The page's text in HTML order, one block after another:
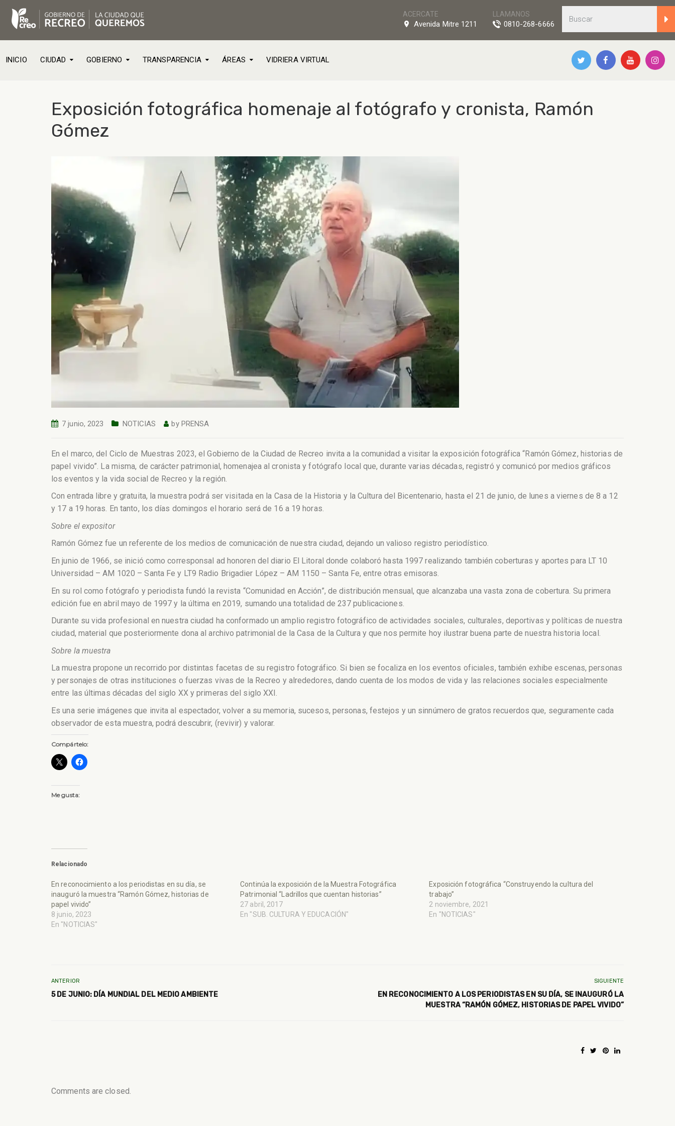
LLAMANOS
0810-268-6666
ACERCATE
Avenida Mitre 1211
INICIO CIUDAD GOBIERNO TRANSPARENCIA ÁREAS VIDRIERA VIRTUAL
Exposición fotográfica homenaje al fotógrafo y cronista, Ramón
Gómez
7 junio, 2023 NOTICIAS by PRENSA
En el marco, del Ciclo de Muestras 2023, el Gobierno de la Ciudad de Recreo invita a la comunidad a visitar la exposición fotográfica “Ramón Gómez, historias de
papel vivido”. La misma, de carácter patrimonial, homenajea al cronista y fotógrafo local que, durante varias décadas, registró y comunicó por medios gráficos
los eventos y la vida social de Recreo y la región.
Con entrada libre y gratuita, la muestra podrá ser visitada en la Casa de la Historia y la Cultura del Bicentenario, hasta el 21 de junio, de lunes a viernes de 8 a 12
y 17 a 19 horas. En tanto, los días domingos el horario será de 16 a 19 horas.
Sobre el expositor
Ramón Gómez fue un referente de los medios de comunicación de nuestra ciudad, dejando un valioso registro periodístico.
En junio de 1966, se inició como corresponsal ad honoren del diario El Litoral donde colaboró hasta 1997 realizando también coberturas y aportes para LT 10
Universidad – AM 1020 – Santa Fe y LT9 Radio Brigadier López – AM 1150 – Santa Fe, entre otras emisoras.
En su rol como fotógrafo y periodista fundó la revista “Comunidad en Acción”, de distribución mensual, que alcanzaba una vasta zona de cobertura. Su primera
edición fue en abril mayo de 1997 y la última en 2019, sumando una totalidad de 237 publicaciones.
Durante su vida profesional en nuestra ciudad ha conformado un amplio registro fotográfico de actividades sociales, culturales, deportivas y políticas de nuestra
ciudad, material que posteriormente dona al archivo patrimonial de la Casa de la Cultura y que nos permite hoy ilustrar buena parte de nuestra historia local.
Sobre la muestra
La muestra propone un recorrido por distintas facetas de su registro fotográfico. Si bien se focaliza en los eventos oficiales, también exhibe escenas, personas
y personajes de otras instituciones o fuerzas vivas de la Recreo y alrededores, dando cuenta de los modos de vida y las relaciones sociales especialmente
entre las últimas décadas del siglo XX y primeras del siglo XXI.
Es una serie imágenes que invita al espectador, volver a su memoria, sucesos, personas, festejos y un sinnúmero de gratos recuerdos que, seguramente cada
observador de esta muestra, podrá descubrir, (revivir) y valorar.
Compártelo:
Me gusta:
Relacionado
En reconocimiento a los periodistas en su día, se
inauguró la muestra “Ramón Gómez, historias de
papel vivido”
8 junio, 2023
En "NOTICIAS"
Continúa la exposición de la Muestra Fotográfica
Patrimonial “Ladrillos que cuentan historias”
27 abril, 2017
En "SUB. CULTURA Y EDUCACIÓN"
Exposición fotográfica “Construyendo la cultura del
trabajo”
2 noviembre, 2021
En "NOTICIAS"
ANTERIOR
5 DE JUNIO: DÍA MUNDIAL DEL MEDIO AMBIENTE
SIGUIENTE
EN RECONOCIMIENTO A LOS PERIODISTAS EN SU DÍA, SE INAUGURÓ LA
MUESTRA “RAMÓN GÓMEZ, HISTORIAS DE PAPEL VIVIDO”
Comments are closed.